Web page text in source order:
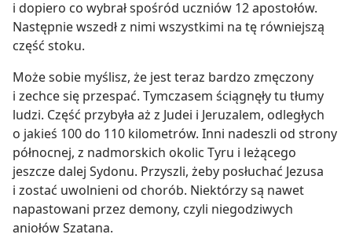
i dopiero co wybrał spośród uczniów 12 apostołów.
Następnie wszedł z nimi wszystkimi na tę równiejszą
część stoku.
Może sobie myślisz, że jest teraz bardzo zmęczony
i zechce się przespać. Tymczasem ściągnęły tu tłumy
ludzi. Część przybyła aż z Judei i Jeruzalem, odległych
o jakieś 100 do 110 kilometrów. Inni nadeszli od strony
północnej, z nadmorskich okolic Tyru i leżącego
jeszcze dalej Sydonu. Przyszli, żeby posłuchać Jezusa
i zostać uwolnieni od chorób. Niektórzy są nawet
napastowani przez demony, czyli niegodziwych
aniołów Szatana.